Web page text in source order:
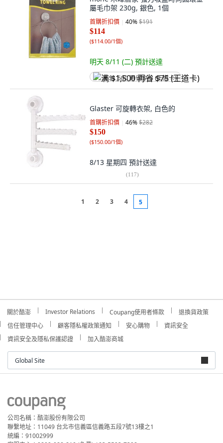
屬毛巾架 230g, 銀色, 1個
首購折扣價 40%$191
$114
($114.00/1個)
明天 8/11 (二) 預計送達
满 $1,500 再省 $75 (王道卡)
Glaster 可旋轉衣架, 白色的
首購折扣價 46%$282
$150
($150.00/1個)
8/13 星期四 預計送達
(117)
1 2 3 4 5
關於酷澎 Investor Relations Coupang使用者條款
退換貨政策
信任管理中心
顧客隱私權政策通知 安心購物
資訊安全
資訊安全及隱私保護認證
加入酷澎商城
Global Site
公司名稱：酷澎股份有限公司
聯繫地址：11049 台北市信義區信義路五段7號13樓之1
統編：91002999